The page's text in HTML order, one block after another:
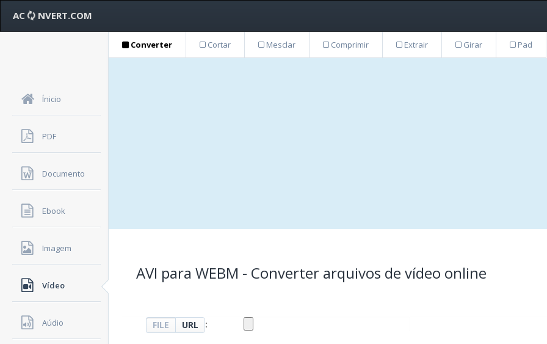
AC NVERT.COM
Ínicio
PDF
Documento
Ebook
Imagem
Vídeo
Aúdio
Converter Cortar Mesclar Comprimir Extrair Girar Pad
AVI para WEBM - Converter arquivos de vídeo online
FILE URL :